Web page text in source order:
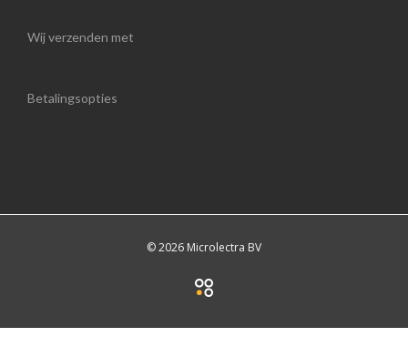
Wij verzenden met
Betalingsopties
© 2026 Microlectra BV